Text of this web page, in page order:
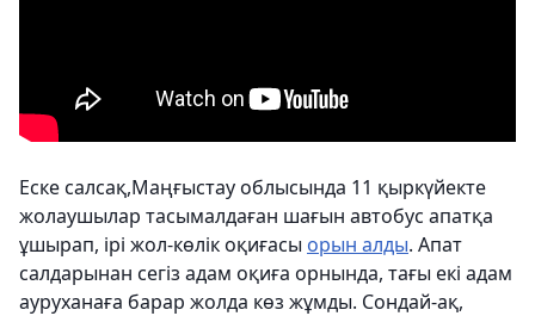
Еске салсақ,Маңғыстау облысында 11 қыркүйекте
жолаушылар тасымалдаған шағын автобус апатқа
ұшырап, ірі жол-көлік оқиғасы орын алды. Апат
салдарынан сегіз адам оқиға орнында, тағы екі адам
ауруханаға барар жолда көз жұмды. Сондай-ақ,